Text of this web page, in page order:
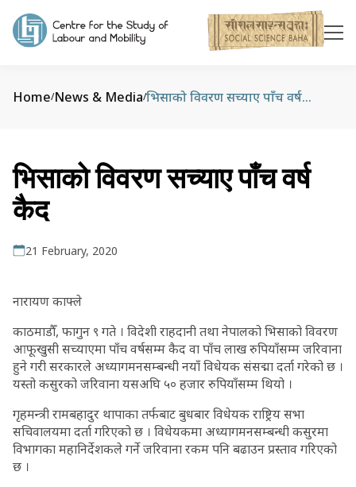
Home/News & Media/ भिसाको विवरण सच्याए पाँच वर्ष कैद
भिसाको विवरण सच्याए पाँच वर्ष
कैद
21 February, 2020
नारायण काफ्ले
काठमाडौँ, फागुन ९ गते । विदेशी राहदानी तथा नेपालको भिसाको विवरण
आफूखुसी सच्याएमा पाँच वर्षसम्म कैद वा पाँच लाख रुपियाँसम्म जरिवाना
हुने गरी सरकारले अध्यागमनसम्बन्धी नयाँ विधेयक संसद्मा दर्ता गरेको छ ।
यस्तो कसुरको जरिवाना यसअघि ५० हजार रुपियाँसम्म थियो ।
गृहमन्त्री रामबहादुर थापाका तर्फबाट बुधबार विधेयक राष्ट्रिय सभा
सचिवालयमा दर्ता गरिएको छ । विधेयकमा अध्यागमनसम्बन्धी कसुरमा
विभागका महानिर्देशकले गर्ने जरिवाना रकम पनि बढाउन प्रस्ताव गरिएको
छ ।